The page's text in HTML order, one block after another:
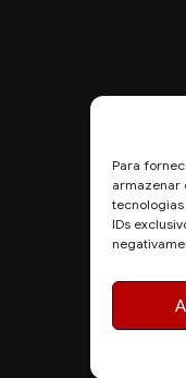
Para
armazenar
IDs